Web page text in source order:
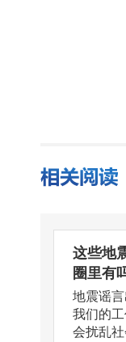
这些地
圈里有
地震谣
我们的
会扰乱